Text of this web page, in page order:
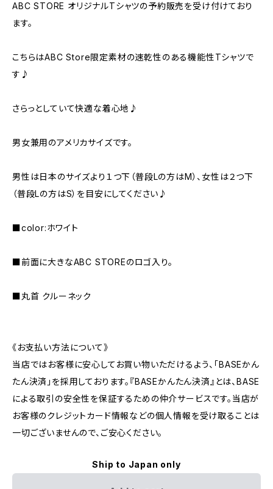
ABC STORE オリジナルTシャツの予約販売を受け付けており
ます。
こちらはABC Store限定素材の速乾性のある機能性Tシャツで
す♪
さらっとしていて快適な着心地♪
男女兼用のアメリカサイズです。
男性は日本のサイズより１つ下（普段Lの方はM）、女性は２つ下
（普段Lの方はS）を目安にしてください♪
■color:ホワイト
■前面に大きなABC STOREのロゴ入り。
■丸首 クルーネック
《お支払い方法について》
当店ではお客様に安心してお買い物いただけるよう、「BASEかん
たん決済」を採用しております。『BASEかんたん決済』とは、BASE
による取引の安全性を保証するための仲介サービスです。当店が
お客様のクレジットカード情報などの個人情報を受け取ることは
一切ございませんので、ご安心ください。
Ship to Japan only